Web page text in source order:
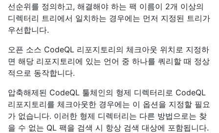
선순위를 정의하고, 해결해야 하는 팩 이름이 2개 이상의
디렉터리 트리에서 일치하는 경우에는 먼저 지정된 트리가
우선합니다.
오픈 소스 CodeQL 리포지토리의 체크아웃 위치로 지정하
면 해당 리포지토리에 있는 언어 중 하나를 쿼리할 때 정상
적으로 동작합니다.
압축해제된 CodeQL 툴체인의 형제 디렉터리로 CodeQL
리포지토리를 체크아웃한 경우에는 이 옵션을 지정할 필요
가 없습니다. 이러한 형제 디렉터리는 다른 방법으로는 찾
을 수 없는 QL 팩을 검색 시 항상 검색 대상에 포함됩니다.